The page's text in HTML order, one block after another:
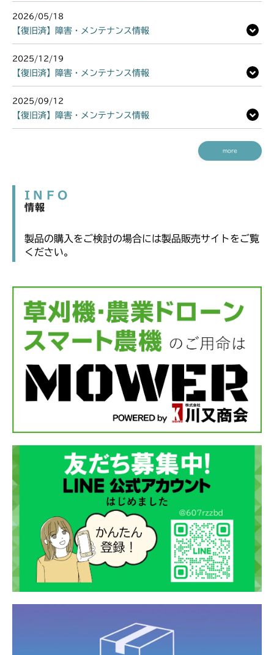
2026/05/18
【復旧済】障害・メンテナンス情報
2025/12/19
【復旧済】障害・メンテナンス情報
2025/09/12
【復旧済】障害・メンテナンス情報
more
INFO
情報
製品の購入をご検討の場合には製品販売サイトをご覧
ください。